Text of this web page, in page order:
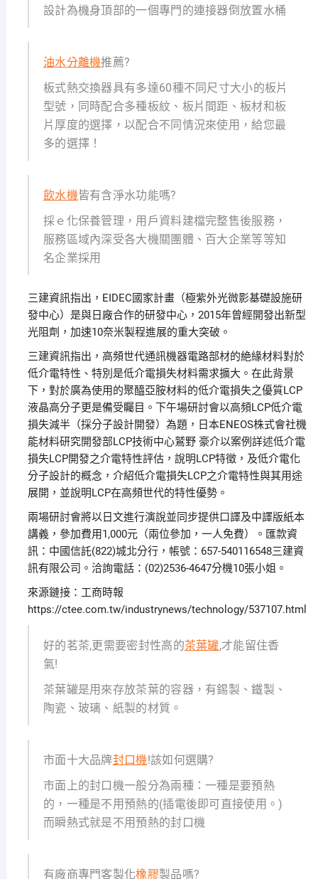
設計為機身頂部的一個專門的連接器倒放置水桶
油水分離機推薦?
板式熱交換器具有多達60種不同尺寸大小的板片
型號，同時配合多種板紋、板片間距、板材和板
片厚度的選擇，以配合不同情況來使用，給您最
多的選擇！
飲水機皆有含淨水功能嗎?
採ｅ化保養管理，用戶資料建檔完整售後服務，
服務區域內深受各大機關團體、百大企業等等知
名企業採用
三建資訊指出，EIDEC國家計畫（極紫外光微影基礎設施研
發中心）是與日廠合作的研發中心，2015年曾經開發出新型
光阻劑，加速10奈米製程進展的重大突破。
三建資訊指出，高頻世代通訊機器電路部材的絶緣材料對於
低介電特性、特別是低介電損失材料需求擴大。在此背景
下，對於廣為使用的聚醯亞胺材料的低介電損失之優質LCP
液晶高分子更是備受矚目。下午場研討會以高頻LCP低介電
損失減半（採分子設計開發）為題，日本ENEOS株式會社機
能材料研究開發部LCP技術中心鷲野 豪介以案例詳述低介電
損失LCP開發之介電特性評估，說明LCP特徵，及低介電化
分子設計的概念，介紹低介電損失LCP之介電特性與其用途
展開，並說明LCP在高頻世代的特性優勢。
兩場研討會將以日文進行演說並同步提供口譯及中譯版紙本
講義，參加費用1,000元（兩位參加，一人免費）。匯款資
訊：中國信託(822)城北分行，帳號：657-540116548三建資
訊有限公司。洽詢電話：(02)2536-4647分機10張小姐。
來源鏈接：工商時報
https://ctee.com.tw/industrynews/technology/537107.html
好的茗茶,更需要密封性高的茶葉罐,才能留住香
氣!
茶葉罐是用來存放茶葉的容器，有錫製、鐵製、
陶瓷、玻璃、紙製的材質。
市面十大品牌封口機!該如何選購?
市面上的封口機一般分為兩種：一種是要預熱
的，一種是不用預熱的(插電後即可直接使用。)
而瞬熱式就是不用預熱的封口機
有廠商專門客製化橡膠製品嗎?